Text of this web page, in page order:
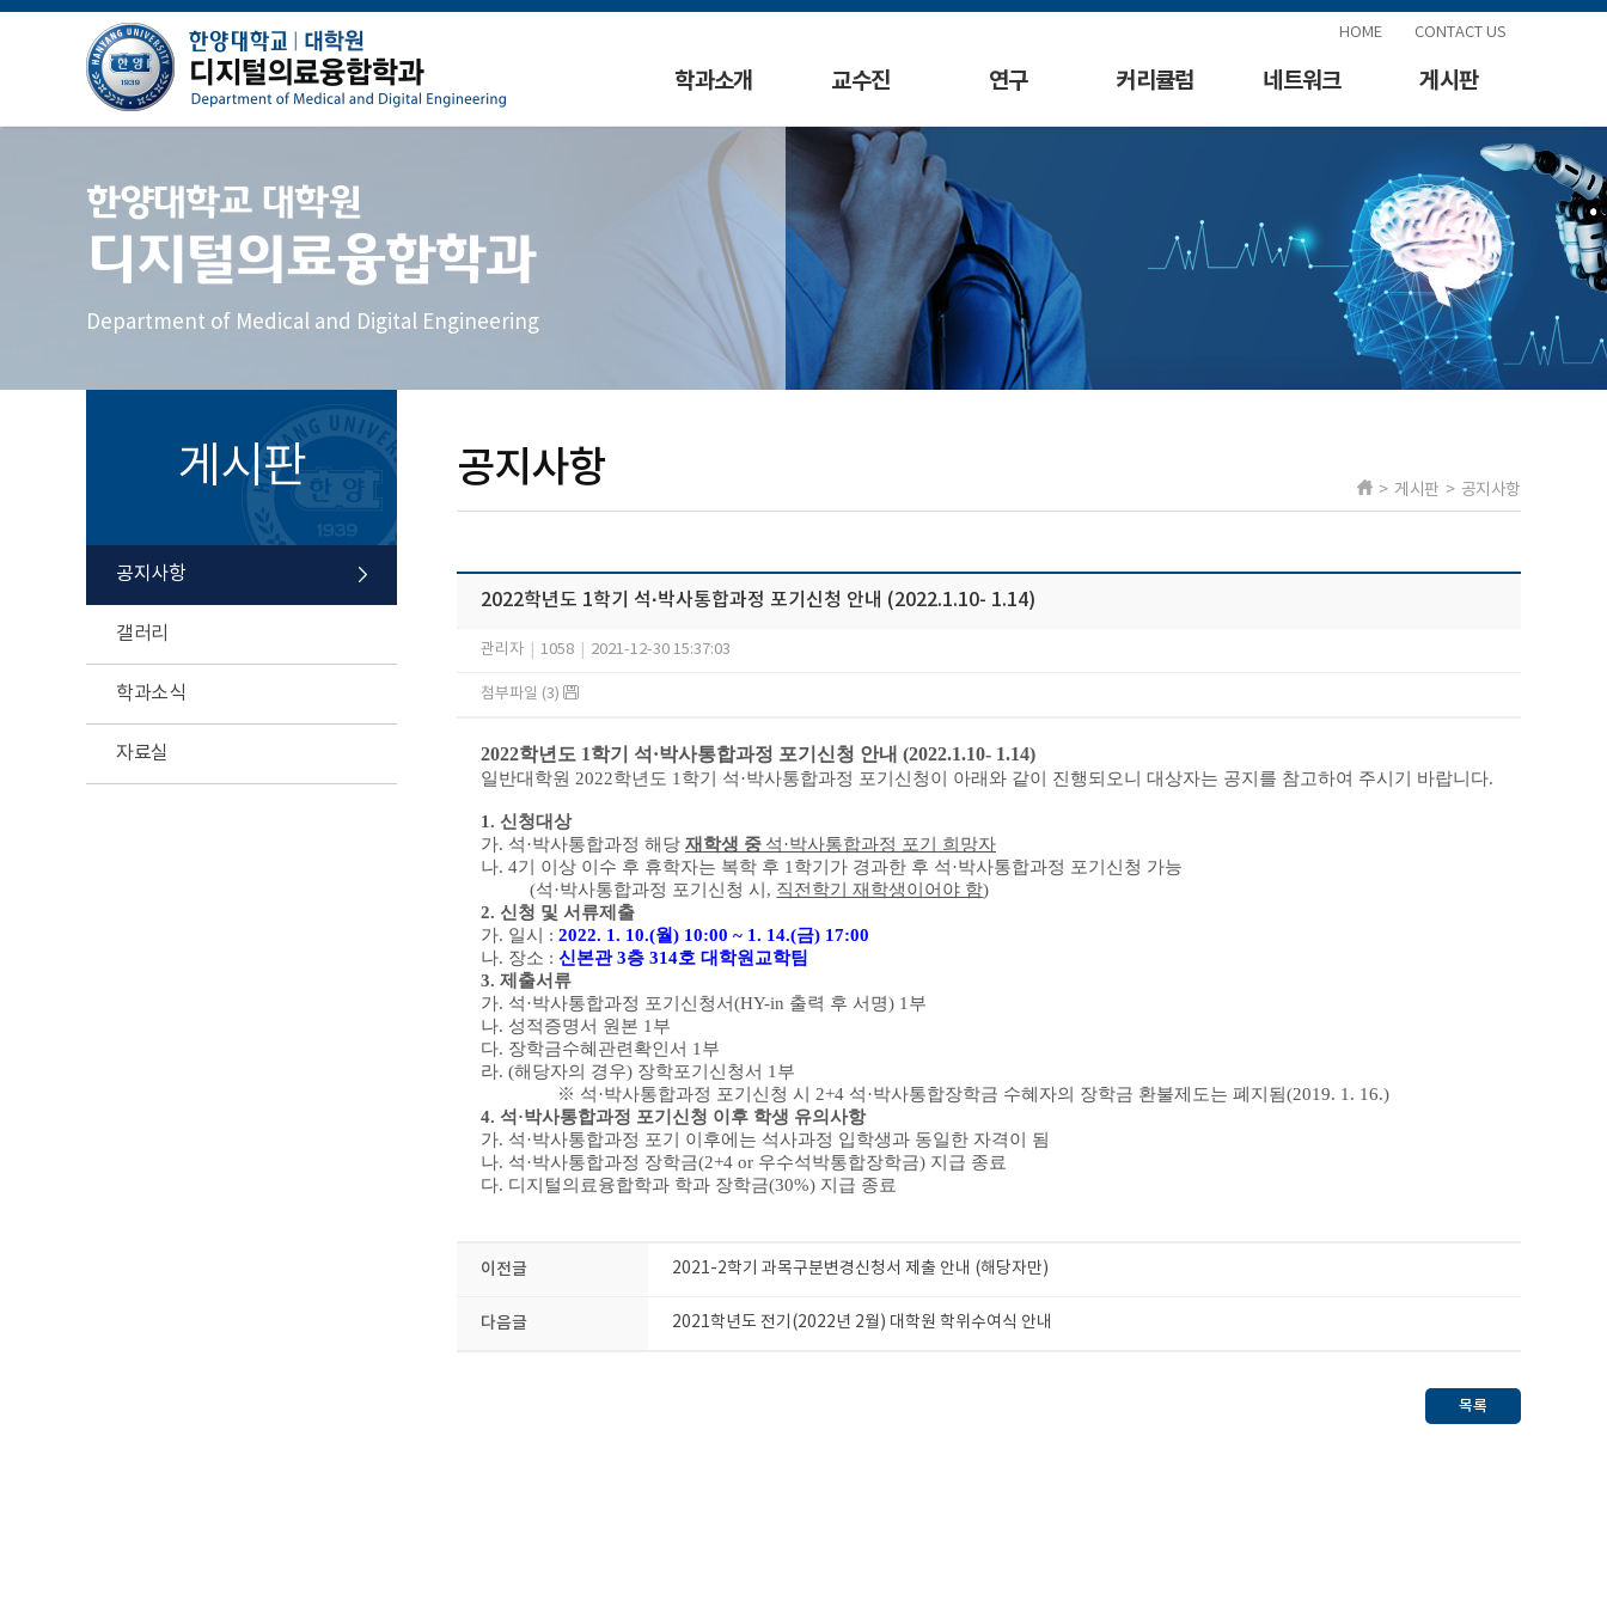
HOME CONTACT US
학과소개 교수진 연구 커리큘럼 네트워크 게시판
한양대학교 대학원
디지털의료융합학과
Department of Medical and Digital Engineering
게시판
공지사항
갤러리
학과소식
자료실
공지사항 > 게시판 > 공지사항
2022학년도 1학기 석·박사통합과정 포기신청 안내 (2022.1.10- 1.14)
관리자 1058 2021-12-30 15:37:03
첨부파일 (3)
2022학년도 1학기 석·박사통합과정 포기신청 안내 (2022.1.10- 1.14)
일반대학원 2022학년도 1 학기 석·박사통합과정 포기신청이 아래와 같이 진행되오니 대상자는 공지를 참고하여 주시기 바랍니다.
1. 신청대상
가. 석·박사통합과정 해당 재학생 중 석·박사통합과정 포기 희망자
나. 4기 이상 이수 후 휴학자는 복학 후 1 학기가 경과한 후 석·박사통합과정 포기신청 가능
(석·박사통합과정 포기신청 시 , 직전학기 재학생이어야 함)
2. 신청 및 서류제출
가. 일시 : 2022. 1. 10.(월) 10:00 ~ 1. 14.(금) 17:00
나. 장소 : 신본관3층 314호 대학원교학팀
3. 제출서류
가. 석·박사통합과정 포기신청서(HY-in 출력 후 서명) 1 부
나. 성적증명서 원본 1 부
다. 장학금수혜관련확인서 1 부
라. (해당자의 경우) 장학포기신청서 1 부
※ 석·박사통합과정 포기신청 시 2+4 석·박사통합장학금 수혜자의 장학금 환불제도는 폐지됨(2019. 1. 16.)
4. 석 ·박사통합과정 포기신청 이후 학생 유의사항
가. 석·박사통합과정 포기 이후에는 석사과정 입학생과 동일한 자격이 됨
나. 석·박사통합과정 장학금(2+4 or 우수석박통합장학금) 지급 종료
다. 디지털의료융합학과 학과 장학금(30%) 지급 종료
이전글 2021-2학기 과목구분변경신청서 제출 안내 (해당자만)
다음글 2021학년도 전기(2022년 2월) 대학원 학위수여식 안내
목록